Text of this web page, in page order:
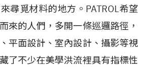
尋覓材料的地方。PATROL希望
來的人們，多開一條巡邏路徑，
平面設計、室內設計、攝影等視
了不少在美學洪流裡具有指標性